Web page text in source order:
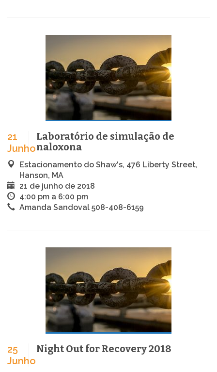
21
Junho
Laboratório de simulação de
naloxona
Estacionamento do Shaw's, 476 Liberty Street,
Hanson, MA
21 de junho de 2018
4:00 pm a 6:00 pm
Amanda Sandoval 508-408-6159
25
Junho
Night Out for Recovery 2018